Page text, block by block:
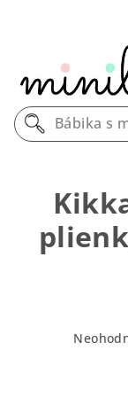
Bábika s